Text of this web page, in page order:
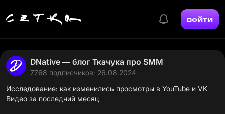
войти
DNative — блог Ткачука про SMM
7768 подписчиков· 26.08.2024
Исследование: как изменились просмотры в YouTube и VK
Видео за последний месяц